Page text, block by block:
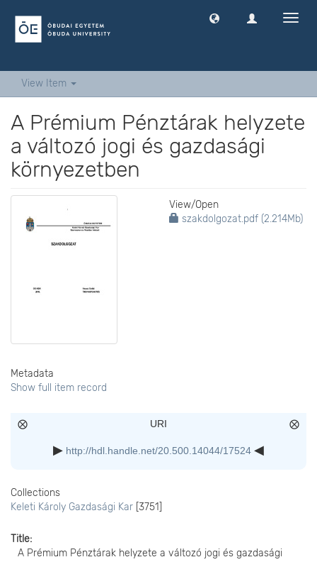
View Item
A Prémium Pénztárak helyzete
a változó jogi és gazdasági
környezetben
View/Open
szakdolgozat.pdf (2.214Mb)
Metadata
Show full item record
URI
http://hdl.handle.net/20.500.14044/17524
Collections
Keleti Károly Gazdasági Kar [3751]
Title
A Prémium Pénztárak helyzete a változó jogi és gazdasági